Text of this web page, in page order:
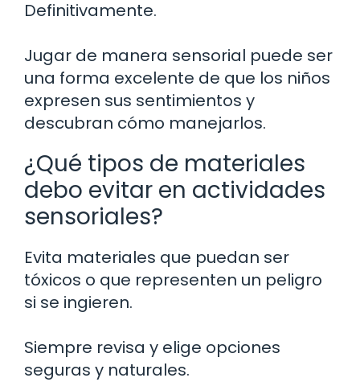
Definitivamente.
Jugar de manera sensorial puede ser
una forma excelente de que los niños
expresen sus sentimientos y
descubran cómo manejarlos.
¿Qué tipos de materiales
debo evitar en actividades
sensoriales?
Evita materiales que puedan ser
tóxicos o que representen un peligro
si se ingieren.
Siempre revisa y elige opciones
seguras y naturales.